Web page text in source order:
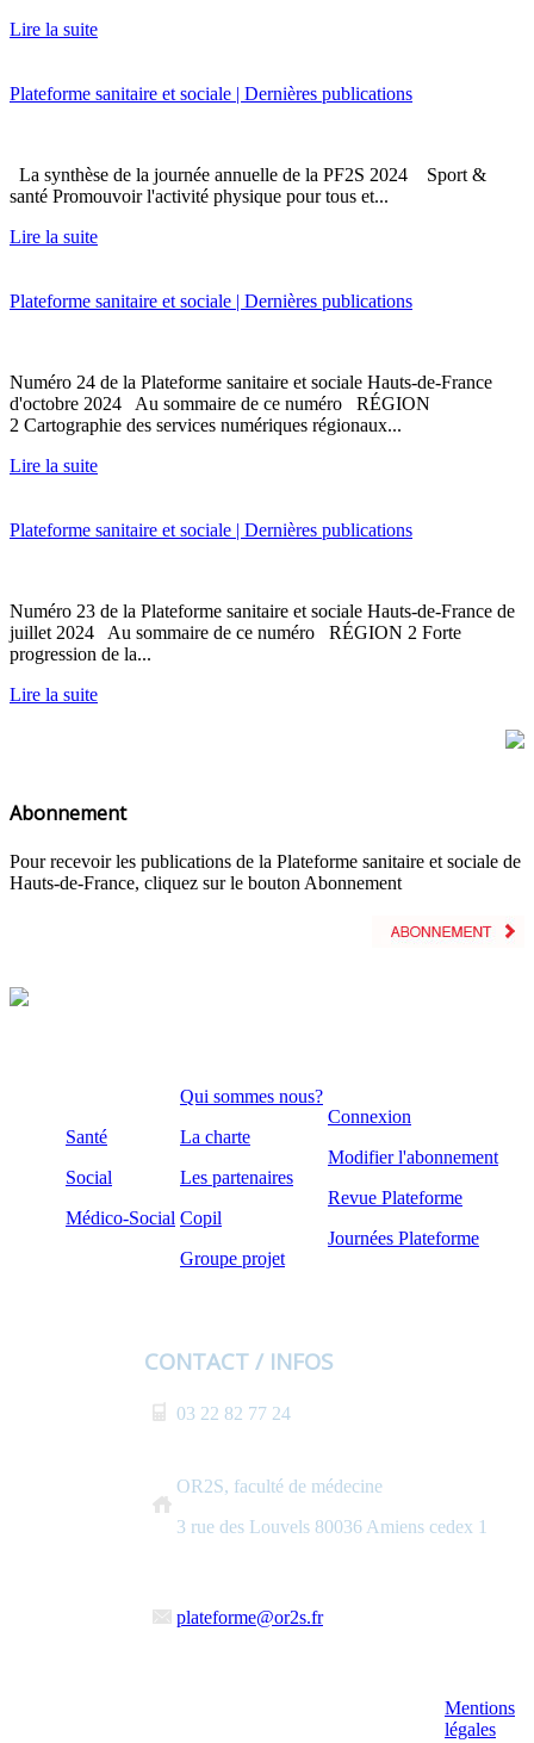
Lire la suite
Plateforme sanitaire et sociale | Dernières publications
La synthèse de la journée annuelle de la PF2S 2024 Sport &
santé Promouvoir l'activité physique pour tous et...
Lire la suite
Plateforme sanitaire et sociale | Dernières publications
Numéro 24 de la Plateforme sanitaire et sociale Hauts-de-France
d'octobre 2024 Au sommaire de ce numéro RÉGION
2 Cartographie des services numériques régionaux...
Lire la suite
Plateforme sanitaire et sociale | Dernières publications
Numéro 23 de la Plateforme sanitaire et sociale Hauts-de-France de
juillet 2024 Au sommaire de ce numéro RÉGION 2 Forte
progression de la...
Lire la suite
Abonnement
Pour recevoir les publications de la Plateforme sanitaire et sociale de
Hauts-de-France, cliquez sur le bouton Abonnement
Santé
Social
Médico-Social
Qui sommes nous?
La charte
Les partenaires
Copil
Groupe projet
Connexion
Modifier l'abonnement
Revue Plateforme
Journées Plateforme
CONTACT / INFOS
03 22 82 77 24
OR2S, faculté de médecine
3 rue des Louvels 80036 Amiens cedex 1
plateforme@or2s.fr
Mentions
légales